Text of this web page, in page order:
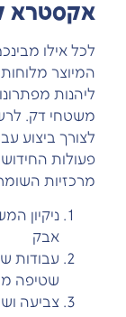
אקסטרא
לכל אילו
המיוצר
ליהנות
משטחי דק.
לצורך ביצוע
פעולות
מרכזיות
ניקיון
אבק
עבודות
שטיפה
צביעה